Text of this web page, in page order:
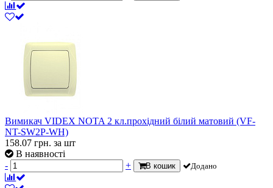
Вимикач VIDEX NOTA 2 кл.прохідний білий матовий (VF-
NT-SW2P-WH)
158.07 грн. за шт
В наявності
-
+ В кошик Додано